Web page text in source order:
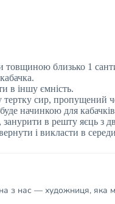
товщиною близько 1
в іншу ємність.
сир, пропущений
начинкою для
занурити в решту яєць з
і викласти в
з нас — художниця, яка